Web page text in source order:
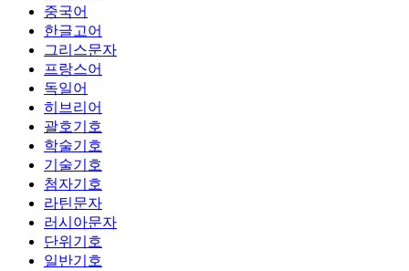
중국어
한글고어
그리스문자
프랑스어
독일어
히브리어
괄호기호
학술기호
기술기호
첨자기호
라틴문자
러시아문자
단위기호
일반기호